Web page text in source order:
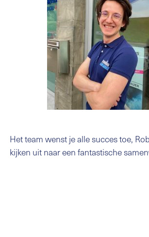
Het team wenst je alle succes toe,
kijken uit naar een fantastische